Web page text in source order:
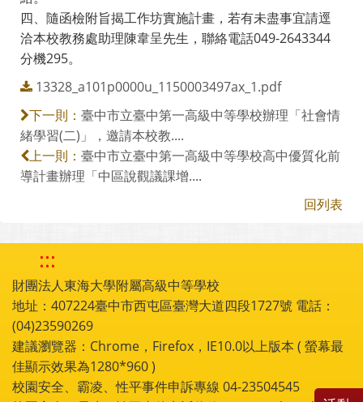
四、隨函檢附旨揭工作坊實施計畫，若有未盡事宜請逕
洽本校教務處助理陳韋呈先生，聯絡電話049-2643344
分機295。
13328_a101p0000u_1150003497ax_1.pdf
下一則： 臺中市立臺中第一高級中等學校辦理「社會情
緒學習(二)」，邀請本校教....
上一則： 臺中市立臺中第一高級中等學校高中優質化前
導計畫辦理「中區說觀議課增....
回列表
:::
財團法人東海大學附屬高級中等學校
地址：407224臺中市西屯區臺灣大道四段1727號 電話：
(04)23590269
建議瀏覽器：Chrome，Firefox，IE10.0以上版本 ( 螢幕最
佳顯示效果為1280*960 )
校園安全、霸凌、性平事件申訴專線 04-23504545